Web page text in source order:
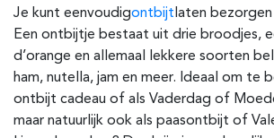
Je kunt eenvoudigontbijt laten
Een ontbijtje bestaat uit drie broodjes,
d’orange en allemaal lekkere soorten
ham, nutella, jam en meer. Ideaal om te
ontbijt cadeau of als Vaderdag of
maar natuurlijk ook als paasontbijt of